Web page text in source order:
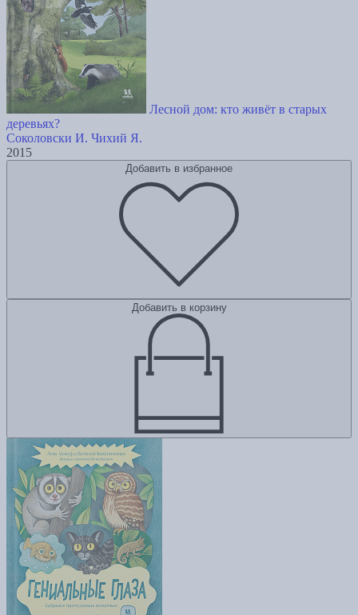
Лесной дом: кто живёт в старых
деревьях?
Соколовски И. Чихий Я.
2015
Добавить в избранное
Добавить в корзину